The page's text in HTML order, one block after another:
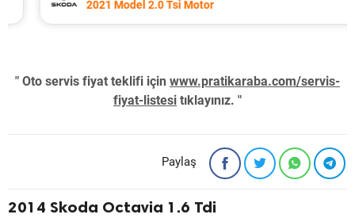
2021 Model 2.0 Tsi Motor
" Oto servis fiyat teklifi için www.pratikaraba.com/servis-
fiyat-listesi tıklayınız. "
Paylaş
2014 Skoda Octavia 1.6 Tdi